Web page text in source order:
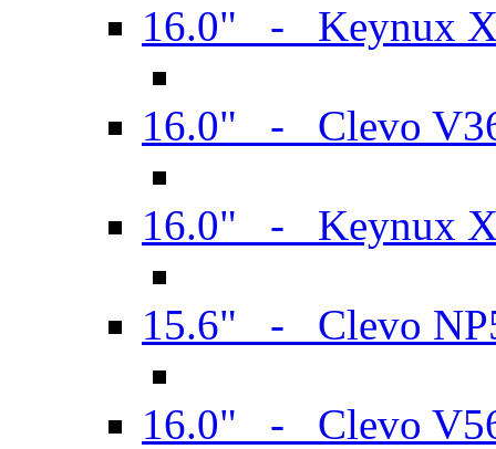
16.0" - Keynux
16.0" - Clevo
16.0" - Keynux
15.6" - Clevo
16.0" - Clevo